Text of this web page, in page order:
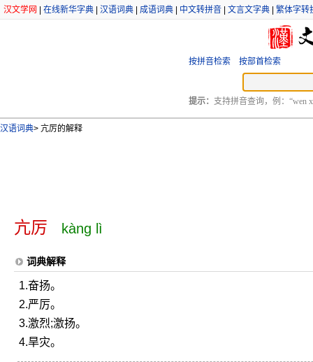
汉文学网 在线新华字典 汉语词典 成语词典 中文转拼音 文言文字典 繁体字转
按拼音检索 按部首检索
提示： 支持拼音查询，例：“wen
汉语词典> 亢厉的解释
亢厉 kàng lì
词典解释
1.奋扬。
2.严厉。
3.激烈;激扬。
4.旱灾。